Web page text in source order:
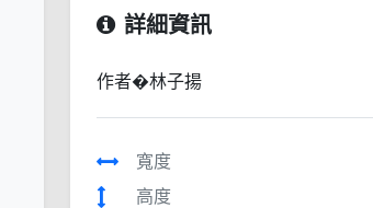
詳細資訊
作者�林子揚
寬度
高度